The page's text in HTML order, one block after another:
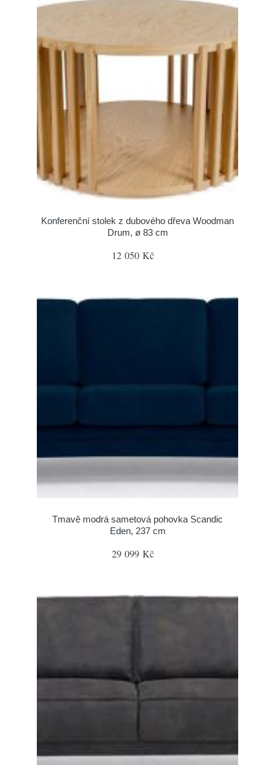
Konferenční stolek z dubového dřeva Woodman
Drum, ø 83 cm
12 050 Kč
Tmavě modrá sametová pohovka Scandic
Eden, 237 cm
29 099 Kč